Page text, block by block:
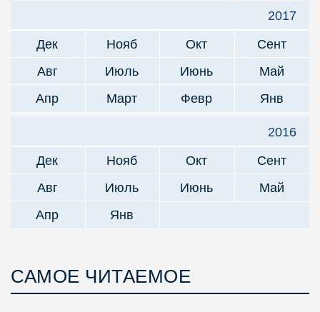
2017
Дек
Нояб Окт
Сент
Авг
Июль Июнь
Май
Апр
Март Февр Янв
2016
Дек
Нояб Окт
Сент
Авг
Июль Июнь
Май
Апр
Янв
САМОЕ ЧИТАЕМОЕ